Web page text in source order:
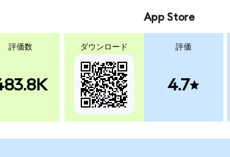
評価数 ダウンロード
App Store
評価
4.7